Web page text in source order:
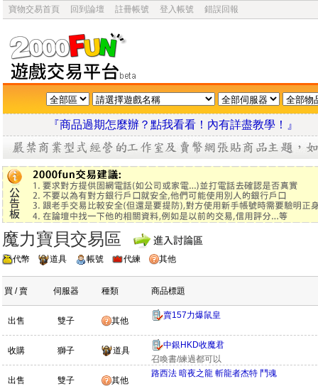
寶物交易首頁 回到論壇 註冊帳號 登入帳號 錯誤回報
『商品過期怎麼辦？點我看看！內有詳盡教學
魔力寶貝交易區
代幣 道具 帳號 代練 其他
買 / 賣 伺服器 種類 商品標題
出售 雙子 其他
賣157力爆鼠皇
收購 獅子 道具
中銀HKD收魔君
召喚書/練過都可以
出售 雙子 其他
路西法 暗夜之龍 斬龍者杰特 鬥魂